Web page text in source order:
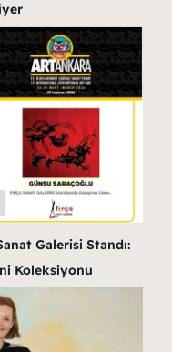
Galerisi Standı:
Koleksiyonu